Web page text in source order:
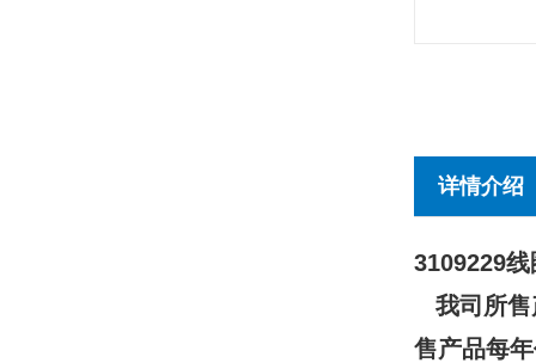
详情介绍
3109229线
我司所售
售产品每